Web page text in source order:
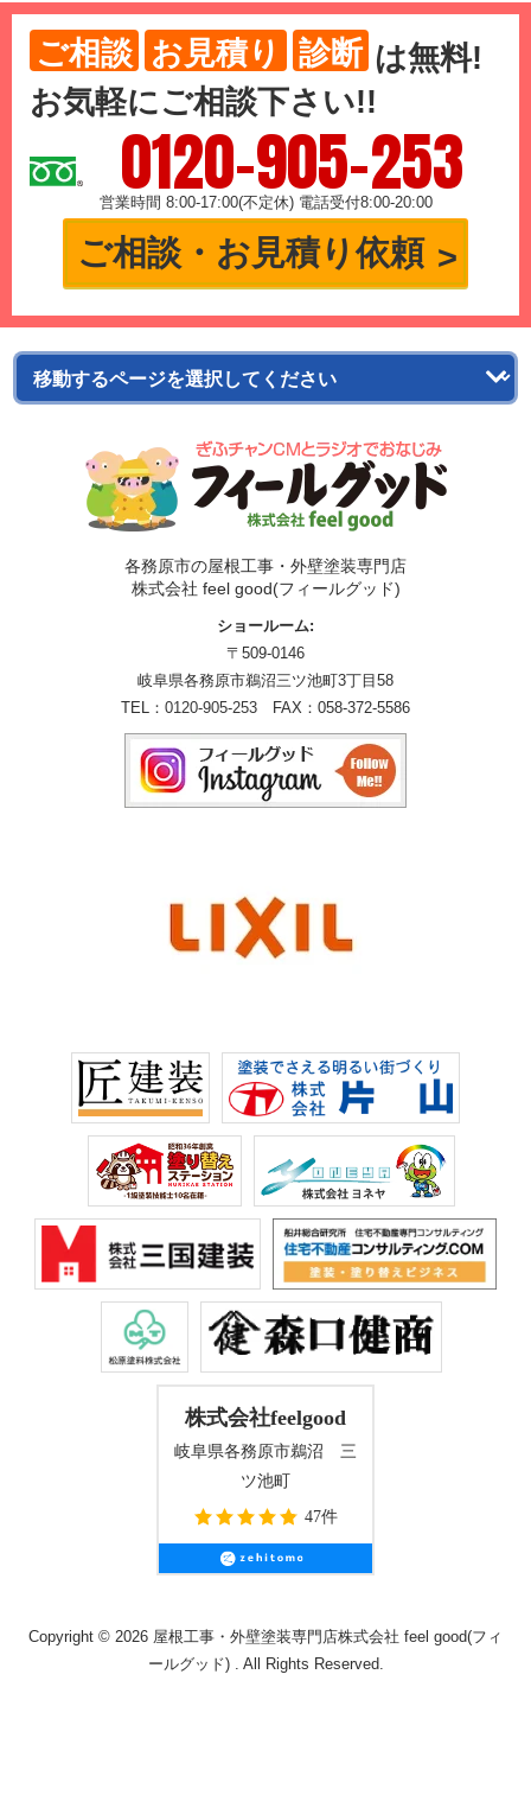
ご相談 お見積り 診断 は無料!
お気軽にご相談下さい!!
0120-905-253
営業時間 8:00-17:00(不定休) 電話受付8:00-20:00
ご相談・お見積り依頼
各務原市の屋根工事・外壁塗装専門店
株式会社 feel good(フィールグッド)
ショールーム:
〒509-0146
岐阜県各務原市鵜沼三ツ池町3丁目58
TEL： 0120-905-253 FAX：058-372-5586
株式会社feelgood
岐阜県各務原市鵜沼 三
ツ池町
47件
Copyright © 2026 屋根工事・外壁塗装専門店株式会社 feel good(フィ
ールグッド) . All Rights Reserved.